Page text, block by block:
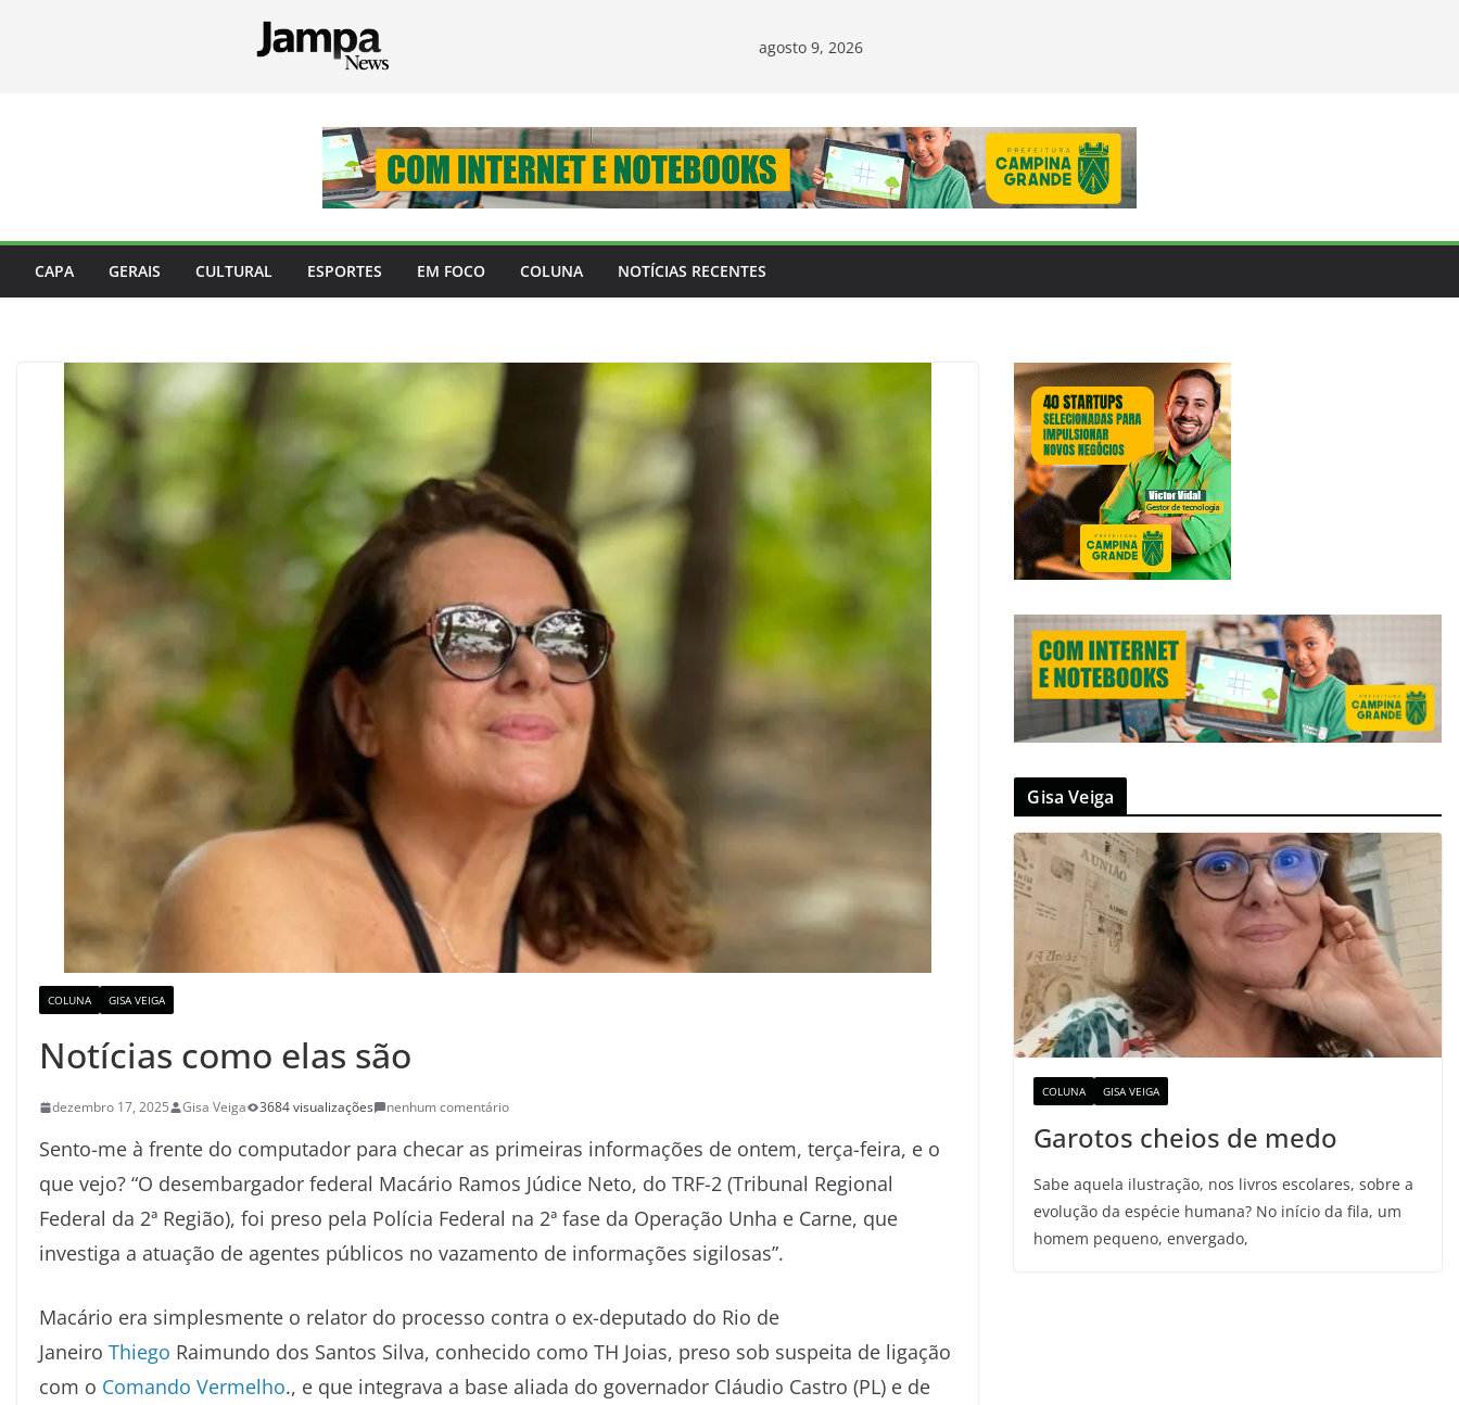
agosto 9, 2026
CAPA GERAIS CULTURAL ESPORTES EM FOCO COLUNA NOTÍCIAS RECENTES
COLUNA GISA VEIGA
Notícias como elas são
dezembro 17, 2025 Gisa Veiga 3684 visualizações nenhum comentário
Sento-me à frente do computador para checar as primeiras informações de ontem, terça-feira, e o
que vejo? “O desembargador federal Macário Ramos Júdice Neto, do TRF-2 (Tribunal Regional
Federal da 2ª Região), foi preso pela Polícia Federal na 2ª fase da Operação Unha e Carne, que
investiga a atuação de agentes públicos no vazamento de informações sigilosas”.
Macário era simplesmente o relator do processo contra o ex-deputado do Rio de
Janeiro Thiego Raimundo dos Santos Silva, conhecido como TH Joias, preso sob suspeita de ligação
com o Comando Vermelho., e que integrava a base aliada do governador Cláudio Castro (PL) e de
Gisa Veiga
COLUNA GISA VEIGA
Garotos cheios de medo
Sabe aquela ilustração, nos livros escolares, sobre a
evolução da espécie humana? No início da fila, um
homem pequeno, envergado,